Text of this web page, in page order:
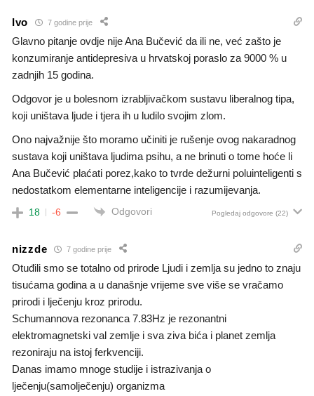
Ivo 7 godine prije
Glavno pitanje ovdje nije Ana Bučević da ili ne, već zašto je
konzumiranje antidepresiva u hrvatskoj poraslo za 9000 % u
zadnjih 15 godina.
Odgovor je u bolesnom izrabljivačkom sustavu liberalnog tipa,
koji uništava ljude i tjera ih u ludilo svojim zlom.
Ono najvažnije što moramo učiniti je rušenje ovog nakaradnog
sustava koji uništava ljudima psihu, a ne brinuti o tome hoće li
Ana Bučević plaćati porez,kako to tvrde dežurni poluinteligenti s
nedostatkom elementarne inteligencije i razumijevanja.
18 -6 Odgovori Pogledaj odgovore (22)
nizzde 7 godine prije
Otuđili smo se totalno od prirode Ljudi i zemlja su jedno to znaju
tisućama godina a u današnje vrijeme sve više se vračamo
prirodi i lječenju kroz prirodu.
Schumannova rezonanca 7.83Hz je rezonantni
elektromagnetski val zemlje i sva ziva bića i planet zemlja
rezoniraju na istoj ferkvenciji.
Danas imamo mnoge studije i istrazivanja o
lječenju(samolječenju) organizma